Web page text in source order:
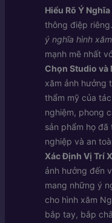
Hiểu Rõ Ý
thông điệp
ý nghĩa hình
mạnh mẽ nhất
Chọn Studio và
xăm ảnh hưởng
thẩm mỹ của
nghiệm, phong
sản phẩm họ
nghiệp và an
Xác Định Vị Trí
ảnh hưởng đến
mang những ý
cho hình xăm
bắp tay, bắp